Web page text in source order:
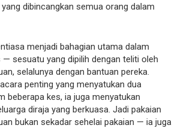
dibincangkan semua orang dalam
menjadi bahagian utama dalam
sesuatu yang dipilih dengan teliti oleh
selalunya dengan bantuan pereka.
penting yang menyatukan dua
beberapa kes, ia juga menyatukan
diraja yang berkuasa. Jadi pakaian
bukan sekadar sehelai pakaian — ia juga